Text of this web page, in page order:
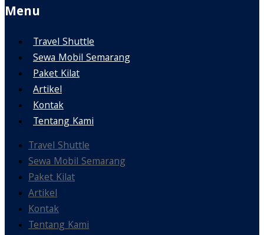
Menu
Travel Shuttle
Sewa Mobil Semarang
Paket Kilat
Artikel
Kontak
Tentang Kami
Travel Shuttle
Sewa Mobil Semarang
Paket Kilat
Artikel
Kontak
Tentang Kami